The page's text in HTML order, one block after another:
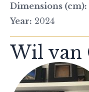
Dimensions (cm):
Year: 2024
Wil van